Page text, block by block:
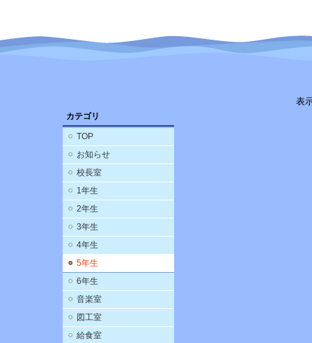
カテゴリ
TOP
お知らせ
校長室
1年生
2年生
3年生
4年生
5年生
6年生
音楽室
図工室
給食室
表